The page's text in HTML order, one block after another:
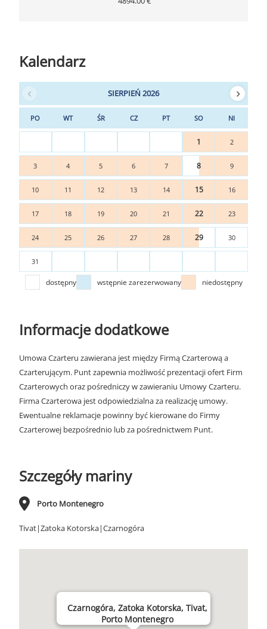
Kalendarz
SIERPIEŃ 2026
PO WT ŚR CZ PT SO NI
1 2
3 4 5 6 7 8 9
10 11 12 13 14 15 16
17 18 19 20 21 22 23
24 25 26 27 28 29 30
31
dostępny wstępnie zarezerwowany niedostępny
Informacje dodatkowe
Umowa Czarteru zawierana jest między Firmą Czarterową a
Czarterującym. Punt zapewnia możliwość prezentacji ofert Firm
Czarterowych oraz pośredniczy w zawieraniu Umowy Czarteru.
Firma Czarterowa jest odpowiedzialna za realizację umowy.
Ewentualne reklamacje powinny być kierowane do Firmy
Czarterowej bezpośrednio lub za pośrednictwem Punt.
Szczegóły mariny
Porto Montenegro
Tivat|Zatoka Kotorska|Czarnogóra
Czarnogóra, Zatoka Kotorska, Tivat,
Porto Montenegro